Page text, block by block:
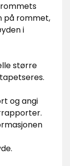
på rommet,
i
større
og angi